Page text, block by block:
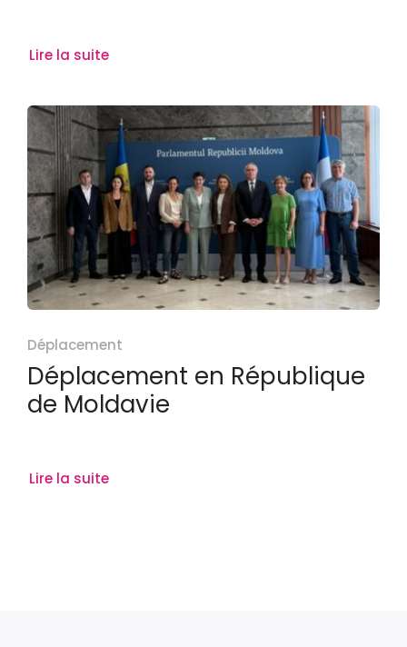
Lire la suite
Déplacement
Déplacement en République
de Moldavie
Lire la suite